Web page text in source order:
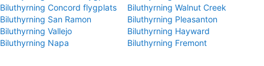
Biluthyrning Concord flygplats
Biluthyrning Walnut Creek
Biluthyrning San Ramon
Biluthyrning Pleasanton
Biluthyrning Vallejo
Biluthyrning Hayward
Biluthyrning Napa
Biluthyrning Fremont